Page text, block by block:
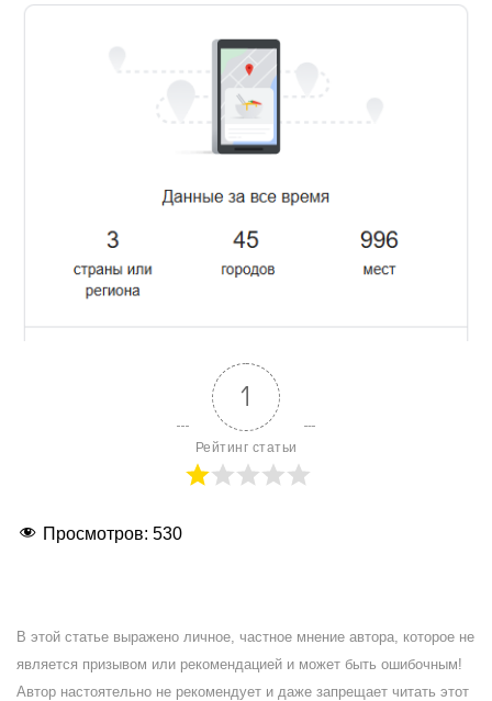
1
Рейтинг статьи
Просмотров: 530
В этой статье выражено личное, частное мнение автора, которое не
является призывом или рекомендацией и может быть ошибочным!
Автор настоятельно не рекомендует и даже запрещает читать этот